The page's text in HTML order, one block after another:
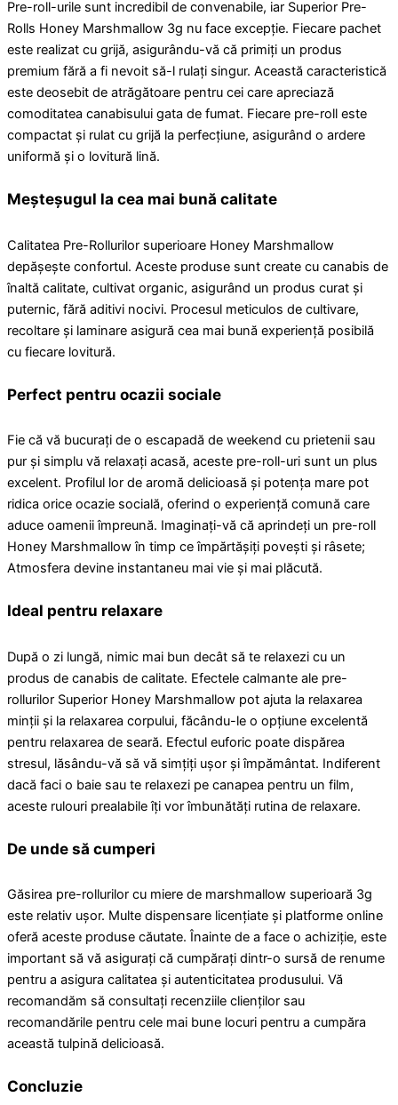
Pre-roll-urile sunt incredibil de convenabile, iar Superior Pre-
Rolls Honey Marshmallow 3g nu face excepție. Fiecare pachet
este realizat cu grijă, asigurându-vă că primiți un produs
premium fără a fi nevoit să-l rulați singur. Această caracteristică
este deosebit de atrăgătoare pentru cei care apreciază
comoditatea canabisului gata de fumat. Fiecare pre-roll este
compactat și rulat cu grijă la perfecțiune, asigurând o ardere
uniformă și o lovitură lină.
Meșteșugul la cea mai bună calitate
Calitatea Pre-Rollurilor superioare Honey Marshmallow
depășește confortul. Aceste produse sunt create cu canabis de
înaltă calitate, cultivat organic, asigurând un produs curat și
puternic, fără aditivi nocivi. Procesul meticulos de cultivare,
recoltare și laminare asigură cea mai bună experiență posibilă
cu fiecare lovitură.
Perfect pentru ocazii sociale
Fie că vă bucurați de o escapadă de weekend cu prietenii sau
pur și simplu vă relaxați acasă, aceste pre-roll-uri sunt un plus
excelent. Profilul lor de aromă delicioasă și potența mare pot
ridica orice ocazie socială, oferind o experiență comună care
aduce oamenii împreună. Imaginați-vă că aprindeți un pre-roll
Honey Marshmallow în timp ce împărtășiți povești și râsete;
Atmosfera devine instantaneu mai vie și mai plăcută.
Ideal pentru relaxare
După o zi lungă, nimic mai bun decât să te relaxezi cu un
produs de canabis de calitate. Efectele calmante ale pre-
rollurilor Superior Honey Marshmallow pot ajuta la relaxarea
minții și la relaxarea corpului, făcându-le o opțiune excelentă
pentru relaxarea de seară. Efectul euforic poate dispărea
stresul, lăsându-vă să vă simțiți ușor și împământat. Indiferent
dacă faci o baie sau te relaxezi pe canapea pentru un film,
aceste rulouri prealabile îți vor îmbunătăți rutina de relaxare.
De unde să cumperi
Găsirea pre-rollurilor cu miere de marshmallow superioară 3g
este relativ ușor. Multe dispensare licențiate și platforme online
oferă aceste produse căutate. Înainte de a face o achiziție, este
important să vă asigurați că cumpărați dintr-o sursă de renume
pentru a asigura calitatea și autenticitatea produsului. Vă
recomandăm să consultați recenziile clienților sau
recomandările pentru cele mai bune locuri pentru a cumpăra
această tulpină delicioasă.
Concluzie